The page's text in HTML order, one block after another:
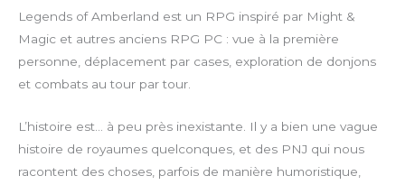
Legends of Amberland est un RPG inspiré par Might &
Magic et autres anciens RPG PC : vue à la première
personne, déplacement par cases, exploration de donjons
et combats au tour par tour.
L’histoire est… à peu près inexistante. Il y a bien une vague
histoire de royaumes quelconques, et des PNJ qui nous
racontent des choses, parfois de manière humoristique,